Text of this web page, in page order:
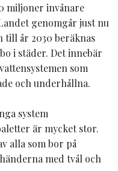
miljoner invånare
genomgår just nu
till år 2030 beräknas
i städer. Det innebär
som
och underhållna.
system
är mycket stor.
alla som bor på
med tvål och